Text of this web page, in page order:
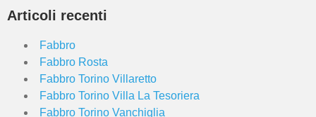
Articoli recenti
Fabbro
Fabbro Rosta
Fabbro Torino Villaretto
Fabbro Torino Villa La Tesoriera
Fabbro Torino Vanchiglia